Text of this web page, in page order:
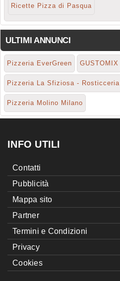
Ricette Pizza di Pasqua
ULTIMI ANNUNCI
Pizzeria EverGreen GUSTOMIX
Pizzeria La Sfiziosa - Rosticceria
Pizzeria Molino Milano
INFO UTILI
Contatti
Pubblicità
Mappa sito
Partner
Termini e Condizioni
Privacy
Cookies